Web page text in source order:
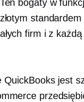
bogaty w
złotym standardem
firm i z
​​QuickBooks jest